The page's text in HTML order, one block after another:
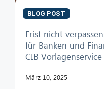
BLOG POST
Frist nicht
für Banken und
CIB
März 10, 2025